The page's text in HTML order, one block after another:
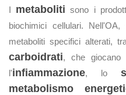
I metaboliti sono i
biochimici cellulari.
metaboliti specifici alterati,
carboidrati, che giocano
l'infiammazione, lo
metabolismo